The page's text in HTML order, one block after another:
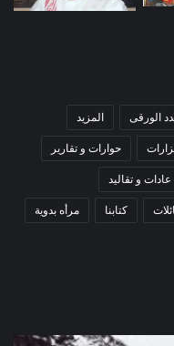
الورقى المزيد
حوارات و تقارير
عادات و تقاليد
كتابنا مرأه بدوية